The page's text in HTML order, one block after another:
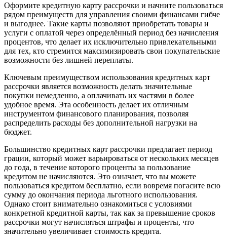
Оформите кредитную карту рассрочки и начните пользоваться
рядом преимуществ для управления своими финансами гибче
и выгоднее. Такие карты позволяют приобретать товары и
услуги с оплатой через определённый период без начисления
процентов, что делает их исключительно привлекательными
для тех, кто стремится максимизировать свои покупательские
возможности без лишней переплаты.
Ключевым преимуществом использования кредитных карт
рассрочки является возможность делать значительные
покупки немедленно, а оплачивать их частями в более
удобное время. Эта особенность делает их отличным
инструментом финансового планирования, позволяя
распределить расходы без дополнительной нагрузки на
бюджет.
Большинство кредитных карт рассрочки предлагает период
грации, который может варьироваться от нескольких месяцев
до года, в течение которого проценты за пользование
кредитом не начисляются. Это означает, что вы можете
пользоваться кредитом бесплатно, если вовремя погасите всю
сумму до окончания периода льготного использования.
Однако стоит внимательно ознакомиться с условиями
конкретной кредитной карты, так как за превышение сроков
рассрочки могут начисляться штрафы и проценты, что
значительно увеличивает стоимость кредита.